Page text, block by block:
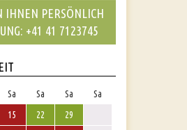
IHNEN PERSÖNLICH
+41 41 7123745
Sa Sa Sa
Sa
15 22
29